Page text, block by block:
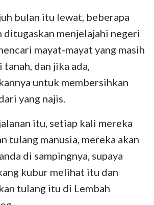
bulan itu lewat, beberapa
ditugaskan menjelajahi negeri
mayat-mayat yang masih
dan jika ada,
untuk membersihkan
yang najis.
itu, setiap kali mereka
tulang manusia, mereka akan
di sampingnya, supaya
kubur melihat itu dan
tulang itu di Lembah